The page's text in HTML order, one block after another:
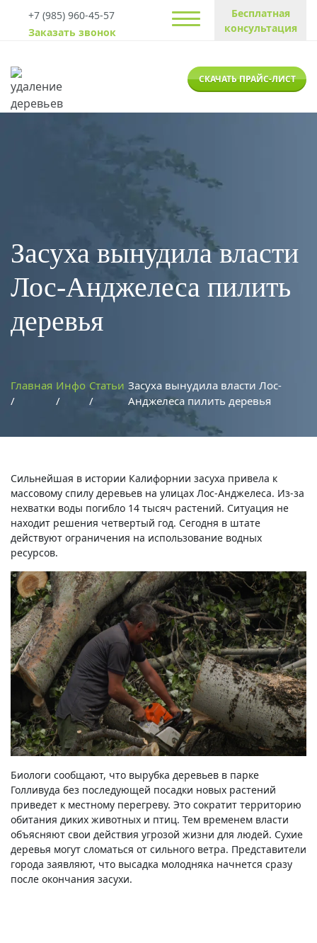
+7 (985) 960-45-57
Заказать звонок
Бесплатная
консультация
СКАЧАТЬ ПРАЙС-ЛИСТ
Засуха вынудила власти
Лос-Анджелеса пилить
деревья
Главная Инфо Статьи Засуха вынудила власти Лос-
Анджелеса пилить деревья
Сильнейшая в истории Калифорнии засуха привела к
массовому спилу деревьев на улицах Лос-Анджелеса. Из-за
нехватки воды погибло 14 тысяч растений. Ситуация не
находит решения четвертый год. Сегодня в штате
действуют ограничения на использование водных
ресурсов.
Биологи сообщают, что вырубка деревьев в парке
Голливуда без последующей посадки новых растений
приведет к местному перегреву. Это сократит территорию
обитания диких животных и птиц. Тем временем власти
объясняют свои действия угрозой жизни для людей. Сухие
деревья могут сломаться от сильного ветра. Представители
города заявляют, что высадка молодняка начнется сразу
после окончания засухи.